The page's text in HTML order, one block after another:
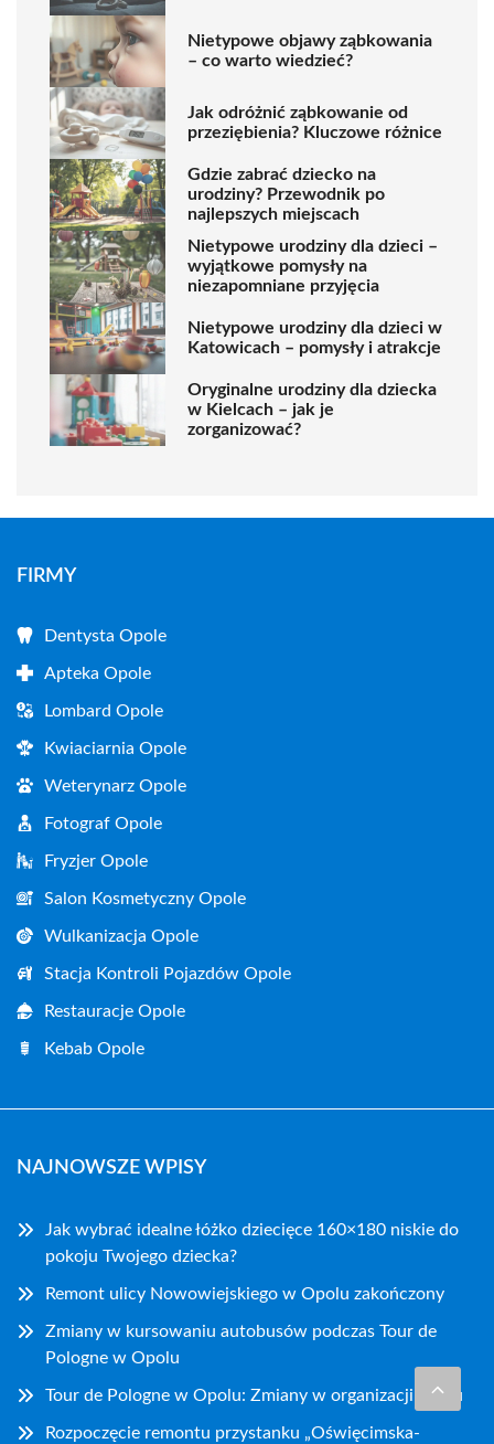
Nietypowe objawy ząbkowania
– co warto wiedzieć?
Jak odróżnić ząbkowanie od
przeziębienia? Kluczowe różnice
Gdzie zabrać dziecko na
urodziny? Przewodnik po
najlepszych miejscach
Nietypowe urodziny dla dzieci –
wyjątkowe pomysły na
niezapomniane przyjęcia
Nietypowe urodziny dla dzieci w
Katowicach – pomysły i atrakcje
Oryginalne urodziny dla dziecka
w Kielcach – jak je
zorganizować?
FIRMY
Dentysta Opole
Apteka Opole
Lombard Opole
Kwiaciarnia Opole
Weterynarz Opole
Fotograf Opole
Fryzjer Opole
Salon Kosmetyczny Opole
Wulkanizacja Opole
Stacja Kontroli Pojazdów Opole
Restauracje Opole
Kebab Opole
NAJNOWSZE WPISY
Jak wybrać idealne łóżko dziecięce 160×180 niskie do
pokoju Twojego dziecka?
Remont ulicy Nowowiejskiego w Opolu zakończony
Zmiany w kursowaniu autobusów podczas Tour de
Pologne w Opolu
Tour de Pologne w Opolu: Zmiany w organizacji ruchu
Rozpoczęcie remontu przystanku „Oświęcimska-